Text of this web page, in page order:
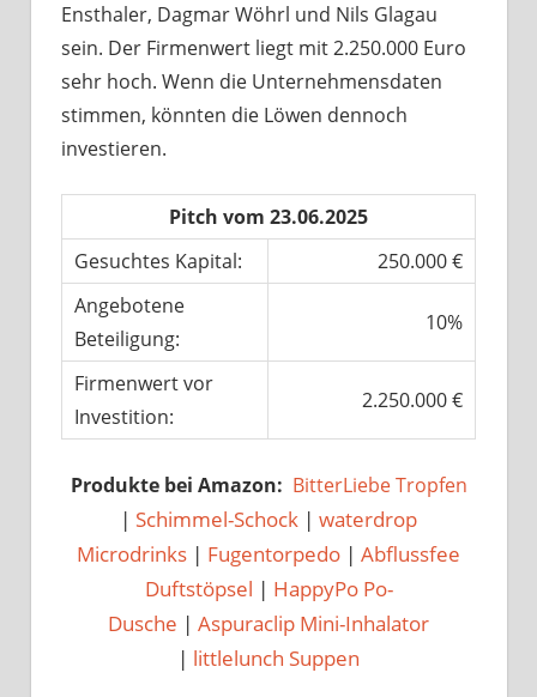
Ensthaler, Dagmar Wöhrl und Nils Glagau
sein. Der Firmenwert liegt mit 2.250.000 Euro
sehr hoch. Wenn die Unternehmensdaten
stimmen, könnten die Löwen dennoch
investieren.
Pitch vom 23.06.2025
Gesuchtes Kapital:
250.000 €
Angebotene
Beteiligung:
10%
Firmenwert vor
Investition:
2.250.000 €
Produkte bei Amazon: BitterLiebe Tropfen
| Schimmel-Schock | waterdrop
Microdrinks | Fugentorpedo | Abflussfee
Duftstöpsel | HappyPo Po-
Dusche | Aspuraclip Mini-Inhalator
| littlelunch Suppen